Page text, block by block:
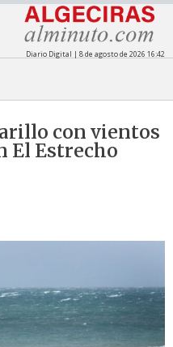
Diario Digital | 8 de agosto de 2026 16:42
con vientos
El Estrecho